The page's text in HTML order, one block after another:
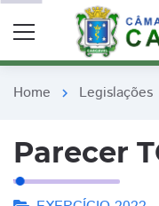
Home chevron_right Legislações
Parecer